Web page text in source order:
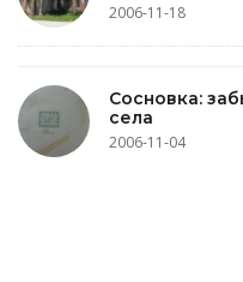
2006-11-18
Сосновка:
села
2006-11-04